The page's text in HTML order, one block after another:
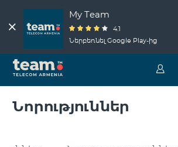
My Team
4.1
Ներբեռնել Google Play-ից
Նորություններ